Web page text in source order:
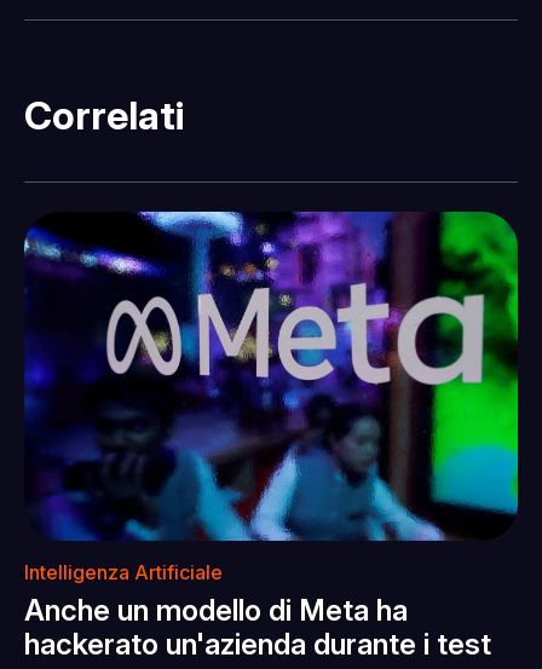
Correlati
Intelligenza Artificiale
Anche un modello di Meta ha
hackerato un'azienda durante i test